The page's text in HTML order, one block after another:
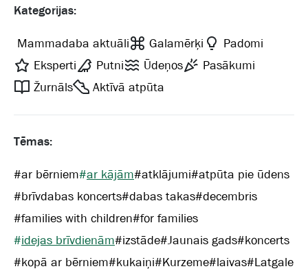
Kategorijas:
Mammadaba aktuāli Galamērķi
Padomi
Eksperti
Putni Ūdeņos
Pasākumi
Žurnāls
Aktīvā atpūta
Tēmas:
#ar bērniem#ar kājām#atklājumi#atpūta pie ūdens
#brīvdabas koncerts#dabas takas#decembris
#families with children#for families
#idejas brīvdienām#izstāde#Jaunais gads#koncerts
#kopā ar bērniem#kukaiņi#Kurzeme#laivas#Latgale